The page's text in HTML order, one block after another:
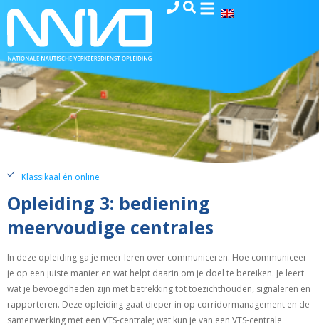
Klassikaal én online
Opleiding 3: bediening
meervoudige centrales
In deze opleiding ga je meer leren over communiceren. Hoe communiceer
je op een juiste manier en wat helpt daarin om je doel te bereiken. Je leert
wat je bevoegdheden zijn met betrekking tot toezichthouden, signaleren en
rapporteren. Deze opleiding gaat dieper in op corridormanagement en de
samenwerking met een VTS-centrale; wat kun je van een VTS-centrale